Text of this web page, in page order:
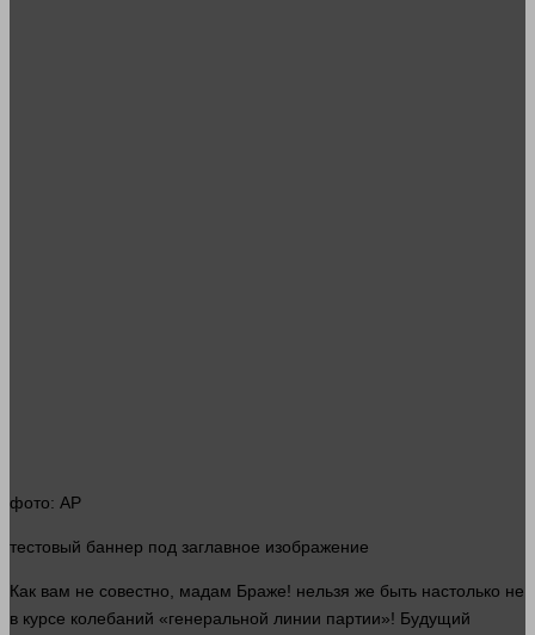
фото: AP
тестовый баннер под заглавное изображение
Как вам не совестно, мадам Браже! нельзя же быть настолько не
в курсе колебаний «генеральной линии партии»! Будущий